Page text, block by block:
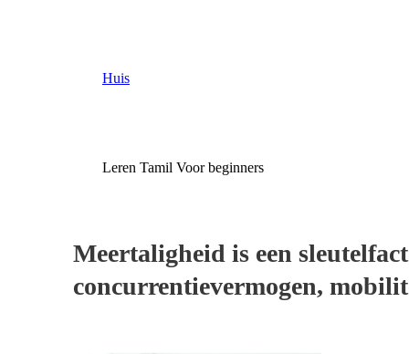
Huis
Leren Tamil Voor beginners
Meertaligheid is een
concurrentievermogen,